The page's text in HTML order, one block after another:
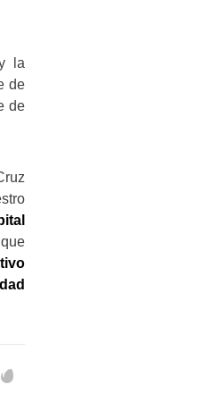
la
de
de